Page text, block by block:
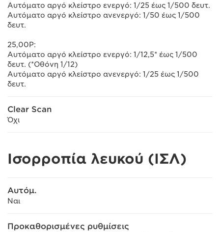
Αυτόματο αργό κλείστρο ενεργό: 1/25 έως 1/500 δευτ.
Αυτόματο αργό κλείστρο ανενεργό: 1/50 έως 1/500
δευτ.
25,00P:
Αυτόματο αργό κλείστρο ενεργό: 1/12,5* έως 1/500
δευτ. (*Οθόνη 1/12)
Αυτόματο αργό κλείστρο ανενεργό: 1/25 έως 1/500
δευτ.
Clear Scan
Όχι
Ισορροπία λευκού (ΙΣΛ)
Αυτόμ.
Ναι
Προκαθορισμένες ρυθμίσεις